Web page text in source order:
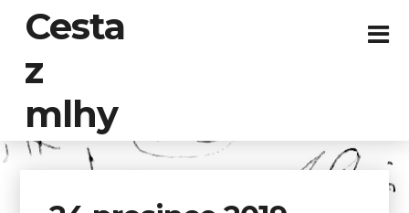
Cesta
z
mlhy